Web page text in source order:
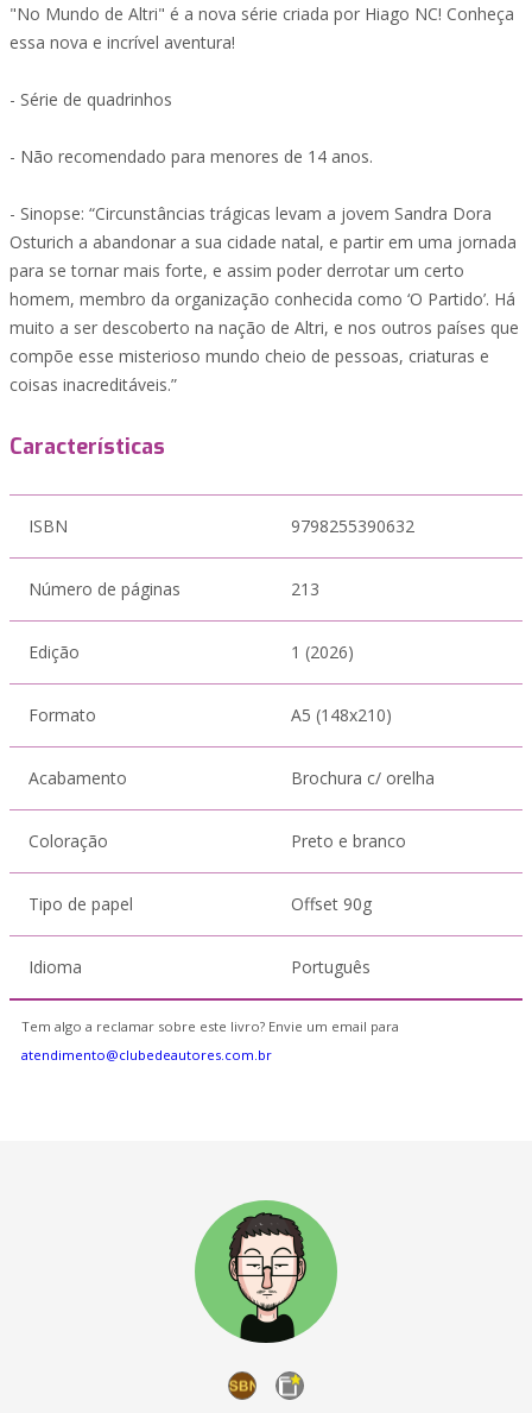
"No Mundo de Altri" é a nova série criada por Hiago NC! Conheça
essa nova e incrível aventura!
- Série de quadrinhos
- Não recomendado para menores de 14 anos.
- Sinopse: “Circunstâncias trágicas levam a jovem Sandra Dora
Osturich a abandonar a sua cidade natal, e partir em uma jornada
para se tornar mais forte, e assim poder derrotar um certo
homem, membro da organização conhecida como ‘O Partido’. Há
muito a ser descoberto na nação de Altri, e nos outros países que
compõe esse misterioso mundo cheio de pessoas, criaturas e
coisas inacreditáveis.”
Características
ISBN 9798255390632
Número de páginas 213
Edição 1 (2026)
Formato A5 (148x210)
Acabamento Brochura c/ orelha
Coloração Preto e branco
Tipo de papel Offset 90g
Idioma Português
Tem algo a reclamar sobre este livro? Envie um email para
atendimento@clubedeautores.com.br